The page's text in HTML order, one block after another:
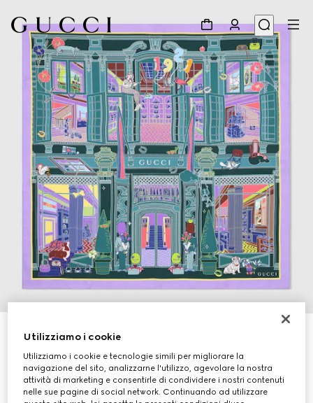
Carré in twill di seta stampato
€ 345
Utilizziamo i cookie
Utilizziamo i cookie e tecnologie simili per migliorare la
navigazione del sito, analizzarne l'utilizzo, agevolare la nostra
attività di marketing e consentirle di condividere i nostri contenuti
nelle sue pagine di social network. Continuando ad utilizzare